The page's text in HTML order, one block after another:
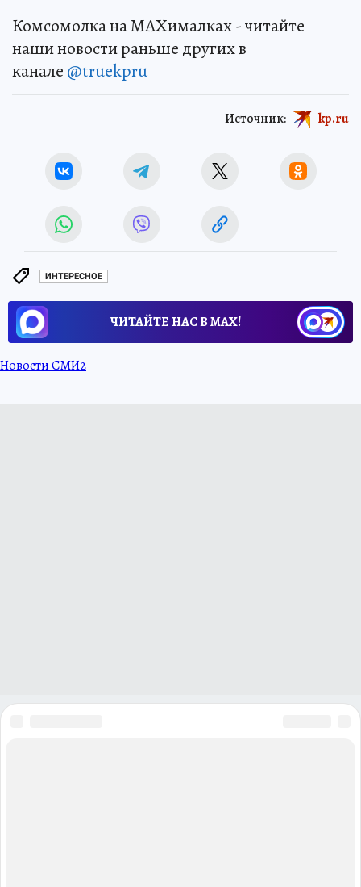
Комсомолка на MAXималках - читайте
наши новости раньше других в
канале @truekpru
Источник: kp.ru
ИНТЕРЕСНОЕ
ЧИТАЙТЕ НАС В МАХ!
Новости СМИ2